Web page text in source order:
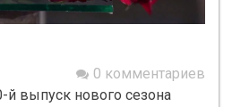
0 комментариев
выпуск нового сезона